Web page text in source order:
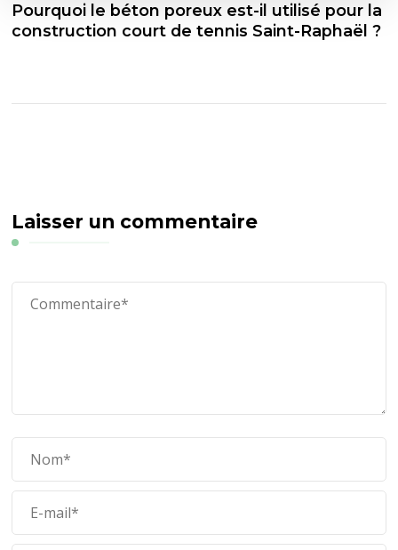
Pourquoi le béton poreux est-il utilisé pour la
construction court de tennis Saint-Raphaël ?
Laisser un commentaire